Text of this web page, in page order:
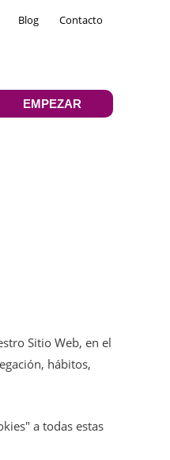
Blog Contacto
EMPEZAR
Sitio Web, en el
hábitos,
a todas estas